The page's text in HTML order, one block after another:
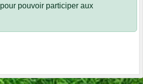
pour pouvoir participer aux